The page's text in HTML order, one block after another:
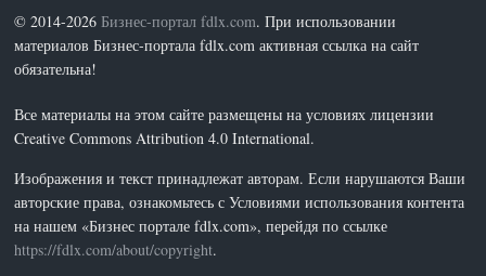
© 2014-2026 Бизнес-портал fdlx.com. При использовании
материалов Бизнес-портала fdlx.com активная ссылка на сайт
обязательна!
Все материалы на этом сайте размещены на условиях лицензии
Creative Commons Attribution 4.0 International.
Изображения и текст принадлежат авторам. Если нарушаются Ваши
авторские права, ознакомьтесь с Условиями использования контента
на нашем «Бизнес портале fdlx.com», перейдя по ссылке
https://fdlx.com/about/copyright.